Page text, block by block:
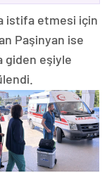
istifa etmesi için
Paşinyan ise
giden eşiyle